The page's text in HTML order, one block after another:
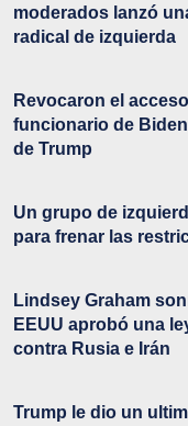
moderados lanzó
radical de izquierda
Revocaron el
funcionario de
de Trump
Un grupo de
para frenar las
Lindsey Graham
EEUU aprobó una
contra Rusia e Irán
Trump le dio un